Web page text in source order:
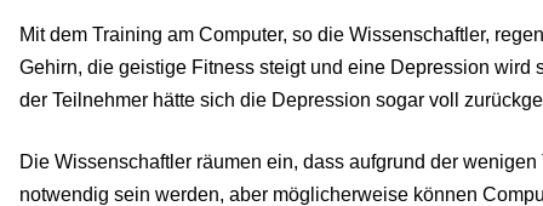
Mit dem Training am Computer, so die Wissenschaftler,
Gehirn, die geistige Fitness steigt und eine Depression wird
der Teilnehmer hätte sich die Depression sogar voll
Die Wissenschaftler räumen ein, dass aufgrund der
notwendig sein werden, aber möglicherweise können